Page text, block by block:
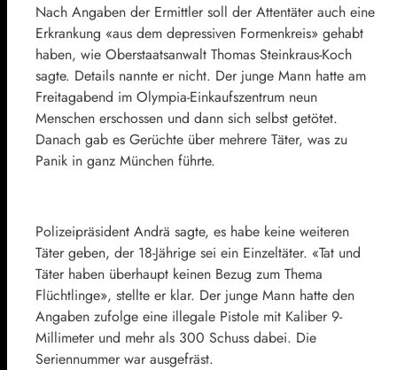
Nach Angaben der Ermittler soll der Attentäter auch eine
Erkrankung «aus dem depressiven Formenkreis» gehabt
haben, wie Oberstaatsanwalt Thomas Steinkraus-Koch
sagte. Details nannte er nicht. Der junge Mann hatte am
Freitagabend im Olympia-Einkaufszentrum neun
Menschen erschossen und dann sich selbst getötet.
Danach gab es Gerüchte über mehrere Täter, was zu
Panik in ganz München führte.
Polizeipräsident Andrä sagte, es habe keine weiteren
Täter geben, der 18-Jährige sei ein Einzeltäter. «Tat und
Täter haben überhaupt keinen Bezug zum Thema
Flüchtlinge», stellte er klar. Der junge Mann hatte den
Angaben zufolge eine illegale Pistole mit Kaliber 9-
Millimeter und mehr als 300 Schuss dabei. Die
Seriennummer war ausgefräst.